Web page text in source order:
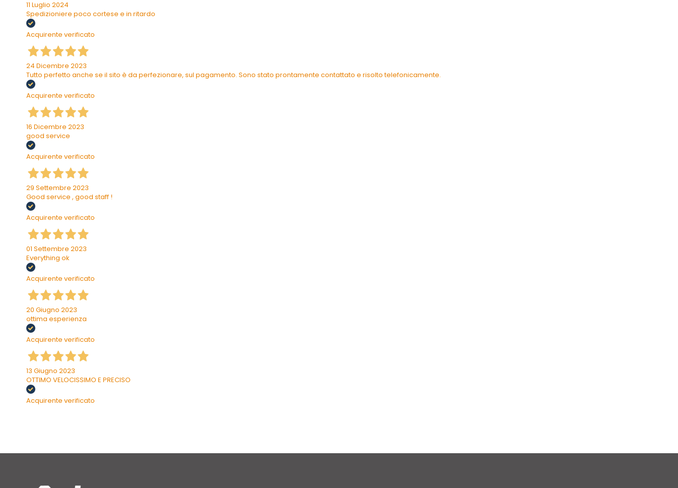
11 Luglio 2024
Spedizioniere poco cortese e in ritardo
Acquirente verificato
24 Dicembre 2023
Tutto perfetto anche se il sito è da perfezionare, sul pagamento. Sono stato prontamente contattato e risolto telefonicamente.
Acquirente verificato
16 Dicembre 2023
good service
Acquirente verificato
29 Settembre 2023
Good service , good staff !
Acquirente verificato
01 Settembre 2023
Everything ok
Acquirente verificato
20 Giugno 2023
ottima esperienza
Acquirente verificato
13 Giugno 2023
OTTIMO VELOCISSIMO E PRECISO
Acquirente verificato